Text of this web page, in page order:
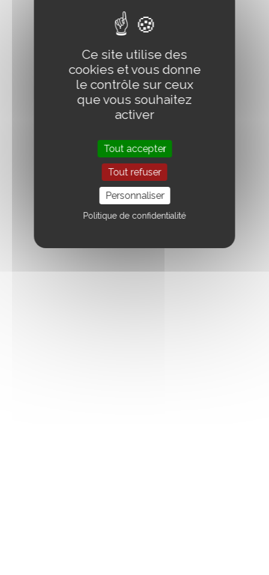
Ce site utilise des
cookies et vous donne
le contrôle sur ceux
que vous souhaitez
activer
Tout accepter
Tout refuser
Personnaliser
Politique de confidentialité